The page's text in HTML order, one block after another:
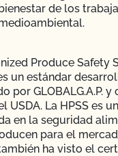
de los
Produce Safety
un estándar
por GLOBALG.A.P.
USDA. La HPSS es
en la seguridad
para el
ha visto el